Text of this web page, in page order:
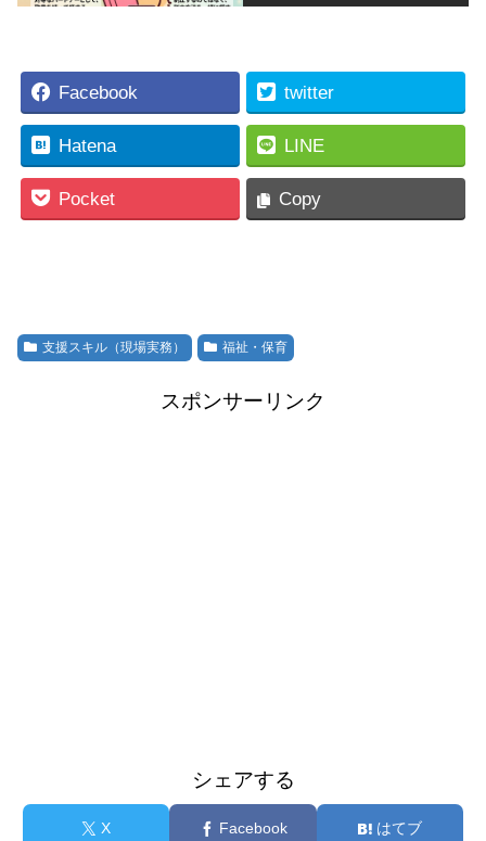
Facebook twitter
Hatena LINE
Pocket Copy
支援スキル（現場実務） 福祉・保育
スポンサーリンク
シェアする
X Facebook はてブ